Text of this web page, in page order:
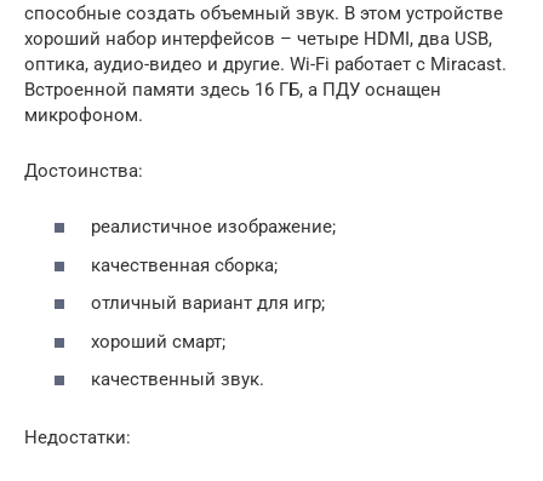
способные создать объемный звук. В этом устройстве
хороший набор интерфейсов – четыре HDMI, два USB,
оптика, аудио-видео и другие. Wi-Fi работает с Miracast.
Встроенной памяти здесь 16 ГБ, а ПДУ оснащен
микрофоном.
Достоинства:
реалистичное изображение;
качественная сборка;
отличный вариант для игр;
хороший смарт;
качественный звук.
Недостатки: